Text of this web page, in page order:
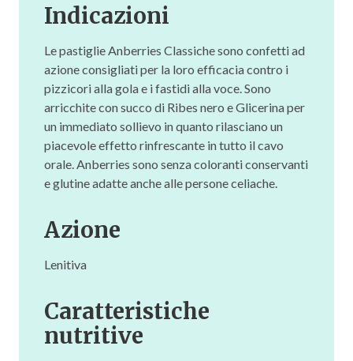
Indicazioni
Le pastiglie Anberries Classiche sono confetti ad
azione consigliati per la loro efficacia contro i
pizzicori alla gola e i fastidi alla voce. Sono
arricchite con succo di Ribes nero e Glicerina per
un immediato sollievo in quanto rilasciano un
piacevole effetto rinfrescante in tutto il cavo
orale. Anberries sono senza coloranti conservanti
e glutine adatte anche alle persone celiache.
Azione
Lenitiva
Caratteristiche
nutritive